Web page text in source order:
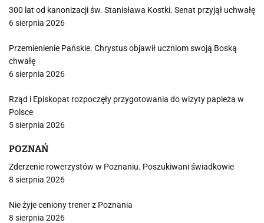
300 lat od kanonizacji św. Stanisława Kostki. Senat przyjął uchwałę
6 sierpnia 2026
Przemienienie Pańskie. Chrystus objawił uczniom swoją Boską
chwałę
6 sierpnia 2026
Rząd i Episkopat rozpoczęły przygotowania do wizyty papieża w
Polsce
5 sierpnia 2026
POZNAŃ
Zderzenie rowerzystów w Poznaniu. Poszukiwani świadkowie
8 sierpnia 2026
Nie żyje ceniony trener z Poznania
8 sierpnia 2026